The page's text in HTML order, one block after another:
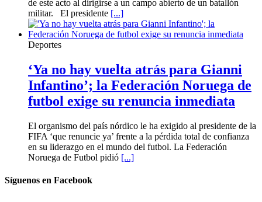
de este acto al dirigirse a un campo abierto de un batallón
militar. El presidente [...]
Deportes
‘Ya no hay vuelta atrás para Gianni
Infantino’; la Federación Noruega de
futbol exige su renuncia inmediata
El organismo del país nórdico le ha exigido al presidente de la
FIFA ‘que renuncie ya’ frente a la pérdida total de confianza
en su liderazgo en el mundo del futbol. La Federación
Noruega de Futbol pidió [...]
Síguenos en Facebook